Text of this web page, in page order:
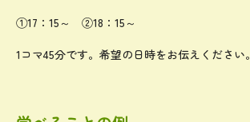
①17：15～ ②18：15～
1コマ45分です。希望の日時をお伝えください。